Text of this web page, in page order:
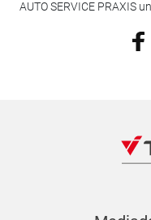
AUTO SERVICE PRAXIS